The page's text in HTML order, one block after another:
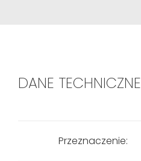
DANE TECHNICZNE
Przeznaczenie: